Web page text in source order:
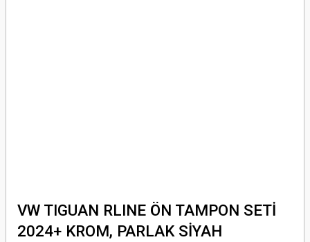
VW TIGUAN RLINE ÖN TAMPON SETİ
2024+ KROM, PARLAK SİYAH